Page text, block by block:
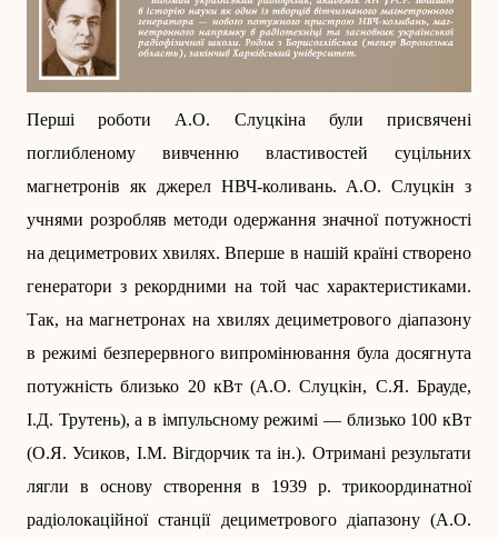
Перші роботи А.О. Слуцкіна були присвячені
поглибленому вивченню властивостей суцільних
магнетронів як джерел НВЧ-коливань. А.О. Слуцкін з
учнями розробляв методи одержання значної потужності
на дециметрових хвилях. Вперше в нашій країні створено
генератори з рекордними на той час характеристиками.
Так, на магнетронах на хвилях дециметрового діапазону
в режимі безперервного випромінювання була досягнута
потужність близько 20 кВт (А.О. Слуцкін, С.Я. Брауде,
І.Д. Трутень), а в імпульсному режимі — близько 100 кВт
(О.Я. Усиков, І.М. Вігдорчик та ін.). Отримані результати
лягли в основу створення в 1939 р. трикоординатної
радіолокаційної станції дециметрового діапазону (А.О.